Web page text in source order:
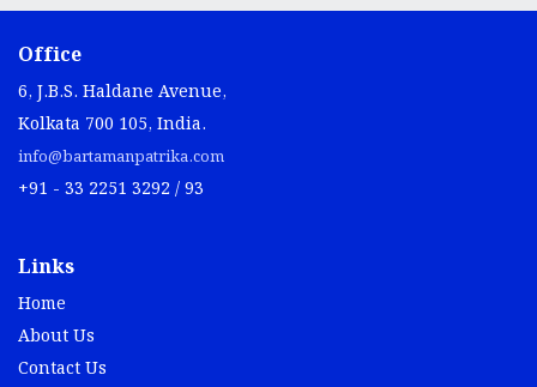
Office
6, J.B.S. Haldane Avenue,
Kolkata 700 105, India.
info@bartamanpatrika.com
+91 - 33 2251 3292 / 93
Links
Home
About Us
Contact Us